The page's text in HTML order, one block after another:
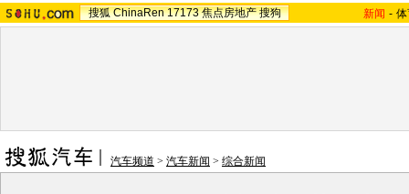
搜狐 ChinaRen 17173 焦点房地产 搜狗 新闻 -
汽车频道 > 汽车新闻 > 综合新闻